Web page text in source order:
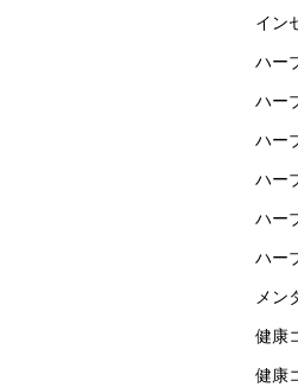
イン
ハー
ハー
ハー
ハー
ハー
ハー
メン
健康
健康